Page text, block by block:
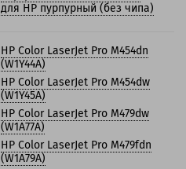
для HP пурпурный (без чипа)
HP Color LaserJet Pro M454dn
(W1Y44A)
HP Color LaserJet Pro M454dw
(W1Y45A)
HP Color LaserJet Pro M479dw
(W1A77A)
HP Color LaserJet Pro M479fdn
(W1A79A)